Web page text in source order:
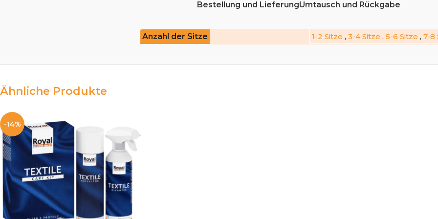
Bestellung und LieferungUmtausch und Rückgabe
Anzahl der Sitze 1-2 Sitze , 3-4 Sitze , 5-6 Sitze , 7-8
Ähnliche Produkte
-14%